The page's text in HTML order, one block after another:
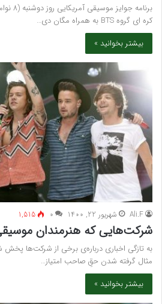
کره ای گروه BTS به همراه مگان دی…
بیشتر بخوانید »
Ali.F شهریور 22, 1400 ۰ 1,515
شرکت‌هایی که هنرمندان
به تازگی اخباری درباره‌ی برخی از شرکت‌ها
مثال گرفته شدن حقِ صاحب امتیاز…
بیشتر بخوانید »